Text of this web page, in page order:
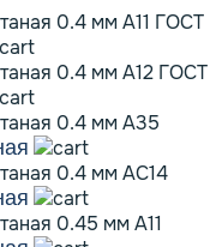
0.4 мм А11 ГОСТ
0.4 мм А12 ГОСТ
0.4 мм А35
0.4 мм АС14
0.45 мм А11